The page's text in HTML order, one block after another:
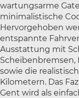
wartungsarme
minimalistische
Hervorgehoben
entspannte
Ausstattung mit
sowie die
Kilometern. Das
Gent wird als